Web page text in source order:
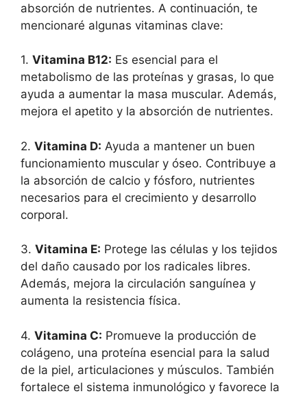
absorción de nutrientes. A continuación, te
mencionaré algunas vitaminas clave:
1. Vitamina B12: Es esencial para el
metabolismo de las proteínas y grasas, lo que
ayuda a aumentar la masa muscular. Además,
mejora el apetito y la absorción de nutrientes.
2. Vitamina D: Ayuda a mantener un buen
funcionamiento muscular y óseo. Contribuye a
la absorción de calcio y fósforo, nutrientes
necesarios para el crecimiento y desarrollo
corporal.
3. Vitamina E: Protege las células y los tejidos
del daño causado por los radicales libres.
Además, mejora la circulación sanguínea y
aumenta la resistencia física.
4. Vitamina C: Promueve la producción de
colágeno, una proteína esencial para la salud
de la piel, articulaciones y músculos. También
fortalece el sistema inmunológico y favorece la